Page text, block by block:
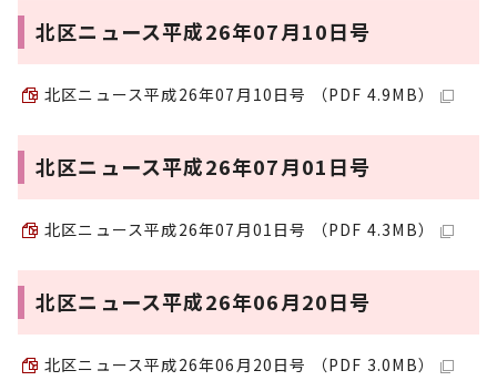
北区ニュース平成26年07月10日号
北区ニュース平成26年07月10日号 （PDF 4.9MB）
北区ニュース平成26年07月01日号
北区ニュース平成26年07月01日号 （PDF 4.3MB）
北区ニュース平成26年06月20日号
北区ニュース平成26年06月20日号 （PDF 3.0MB）